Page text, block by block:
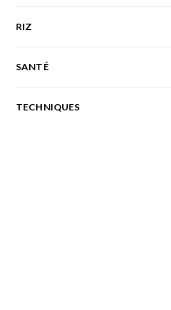
RIZ
SANTÉ
TECHNIQUES